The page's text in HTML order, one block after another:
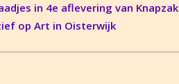
in 4e aflevering van Knapzak
op Art in Oisterwijk